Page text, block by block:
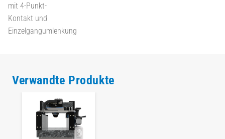
mit 4-Punkt-
Kontakt und
Einzelgangumlenkung
Verwandte Produkte